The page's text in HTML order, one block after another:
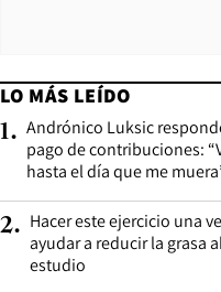
LO MÁS LEÍDO
1. Andrónico Luksic
pago de contribuciones:
hasta el día que me
2. Hacer este ejercicio una
ayudar a reducir la grasa
estudio